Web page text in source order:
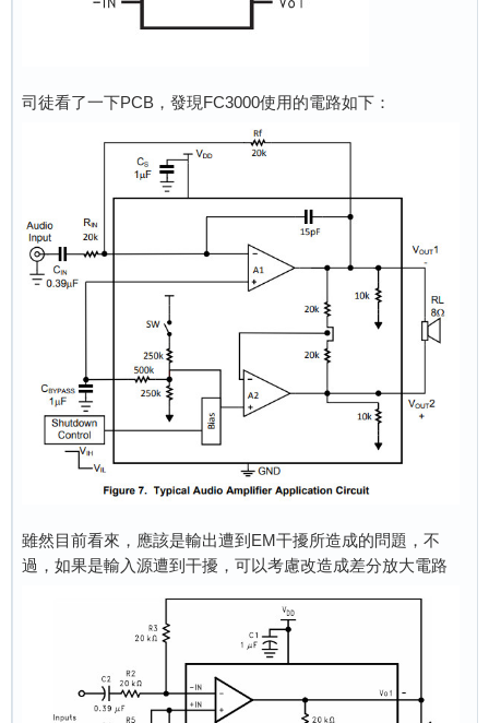
司徒看了一下PCB，發現FC3000使用的電路如下：
雖然目前看來，應該是輸出遭到EM干擾所造成的問題，不
過，如果是輸入源遭到干擾，可以考慮改造成差分放大電路